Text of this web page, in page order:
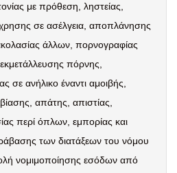
με πρόθεση, ληστείας,
σε ασέλγεια, αποπλάνησης
άλλων, πορνογραφίας
πόρνης,
σε ανήλικο έναντι αμοιβής,
απάτης, απιστίας,
περί όπλων, εμπορίας και
των διατάξεων του νόμου
νομιμοποίησης εσόδων από